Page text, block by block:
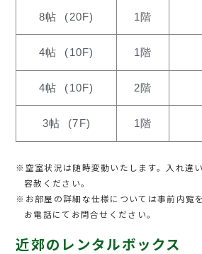
8帖 (20F) 1階
4帖 (10F) 1階
4帖 (10F) 2階
3帖 (7F) 1階
※空室状況は随時変動いたします。入れ違
容赦ください。
※お部屋の詳細な仕様については事前内覧
お電話にてお問合せください。
近郊のレンタルボックス